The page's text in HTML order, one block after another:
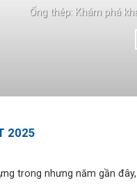
Ống thép: Khám phá
2025
trong nhưng năm gần đây,